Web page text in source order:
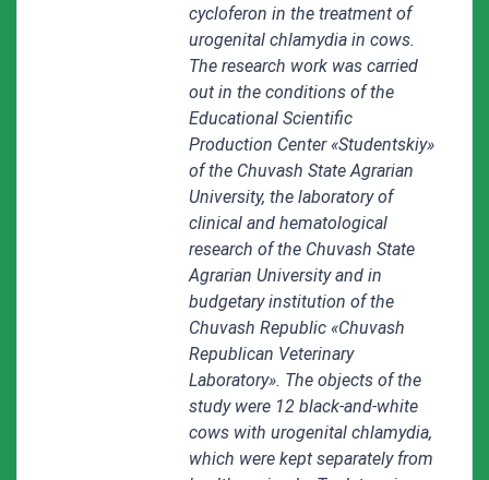
cycloferon in the treatment of
urogenital chlamydia in cows.
The research work was carried
out in the conditions of the
Educational Scientific
Production Center «Studentskiy»
of the Chuvash State Agrarian
University, the laboratory of
clinical and hematological
research of the Chuvash State
Agrarian University and in
budgetary institution of the
Chuvash Republic «Chuvash
Republican Veterinary
Laboratory». The objects of the
study were 12 black-and-white
cows with urogenital chlamydia,
which were kept separately from